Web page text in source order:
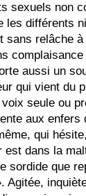
sexuels non
les différents
sans relâche à
aussi un
qui vient du
seule ou
aux enfers
qui
est dans la
sordide que
Agitée,